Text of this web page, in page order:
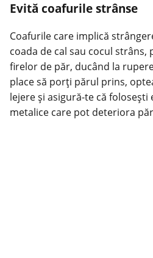
Evită coafurile strânse
Coafurile care implică
coada de cal sau cocul strâns,
firelor de păr, ducând la
place să porți părul prins,
lejere și asigură-te că
metalice care pot deteriora